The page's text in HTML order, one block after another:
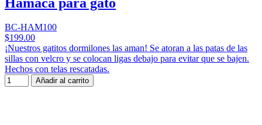
BC-HAM100
$199.00
¡Nuestros gatitos dormilones las aman! Se atoran a las patas de las
sillas con velcro y se colocan ligas debajo para evitar que se bajen.
Hechos con telas rescatadas.
Añadir al carrito